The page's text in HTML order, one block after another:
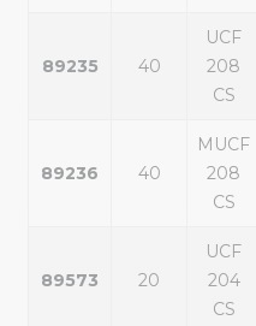
89235 40
UCF
208
CS
89236 40
MUCF
208
CS
89573 20
UCF
204
CS